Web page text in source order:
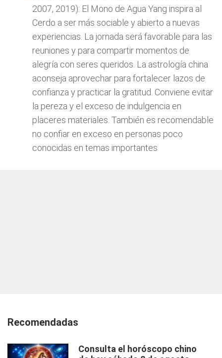
2007, 2019): El Mono de Agua Yang inspira al
Cerdo a ser más sociable y abierto a nuevas
experiencias. La jornada será favorable para las
reuniones y para compartir momentos de
alegría con seres queridos. La astrología china
aconseja aprovechar para fortalecer lazos de
confianza y practicar la gratitud. Conviene evitar
la pereza y el exceso de indulgencia en
placeres materiales. También es recomendable
no confiar en exceso en personas poco
conocidas en temas importantes
Recomendadas
Consulta el horóscopo chino